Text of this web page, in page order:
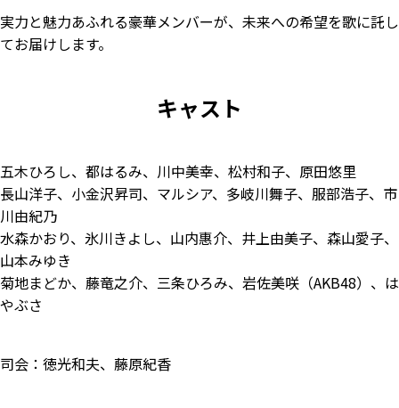
実力と魅力あふれる豪華メンバーが、未来への希望を歌に託し
てお届けします。
キャスト
五木ひろし、都はるみ、川中美幸、松村和子、原田悠里
長山洋子、小金沢昇司、マルシア、多岐川舞子、服部浩子、市
川由紀乃
水森かおり、氷川きよし、山内惠介、井上由美子、森山愛子、
山本みゆき
菊地まどか、藤竜之介、三条ひろみ、岩佐美咲（AKB48）、は
やぶさ
司会：徳光和夫、藤原紀香